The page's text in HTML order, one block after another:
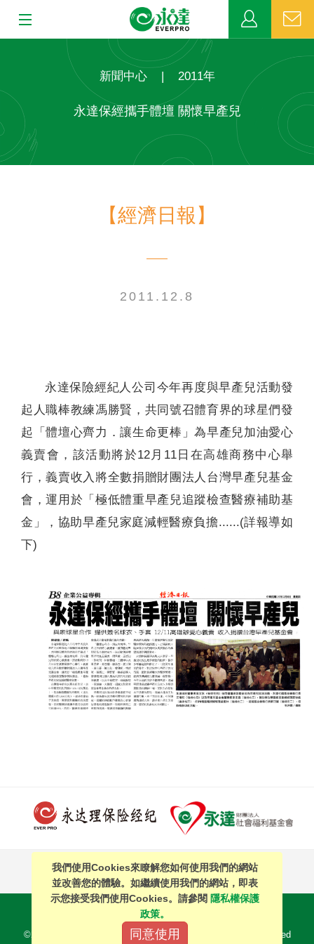
MDRT
新聞中心 | 2011年
永達保經攜手體壇 關懷早產兒
【經濟日報】
2011.12.8
永達保險經紀人公司今年再度與早產兒活動發
起人職棒教練馮勝賢，共同號召體育界的球星們發
起「體壇心齊力．讓生命更棒」為早產兒加油愛心
義賣會，該活動將於12月11日在高雄商務中心舉
行，義賣收入將全數捐贈財團法人台灣早產兒基金
會，運用於「極低體重早產兒追蹤檢查醫療補助基
金」，協助早產兒家庭減輕醫療負擔......(詳報導如
下)
PAGE TOP
站內搜尋｜
©2016 EVERPRO Insurance Brokers Co., Ltd. All Right Reserved
我們使用Cookies來瞭解您如何使用我們的網站
並改善您的體驗。如繼續使用我們的網站，即表
示您接受我們使用Cookies。請參閱 隱私權保護
政策。
同意使用